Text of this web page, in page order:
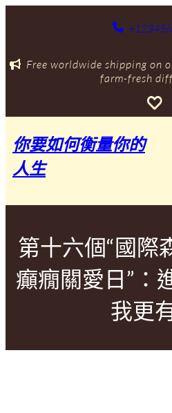
內
Free worldwide shipping on
farm-fresh
你要如何衡量你的
人生
第十六個“國際
癲癇關愛日”：
我更